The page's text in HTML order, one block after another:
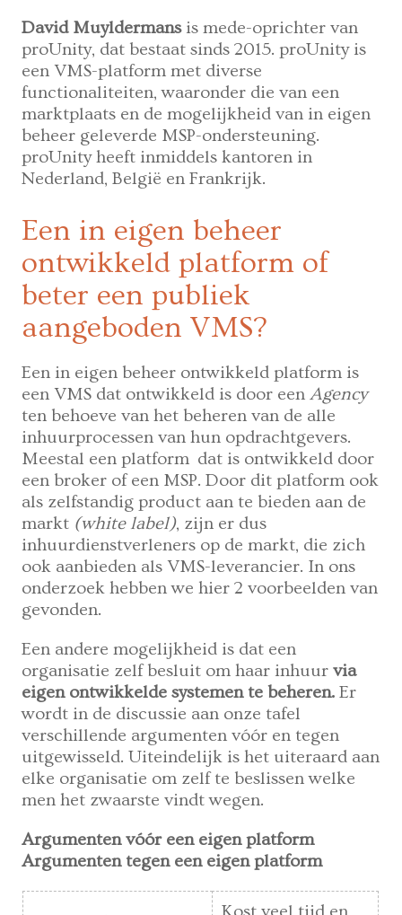
David Muyldermansis mede-oprichter van
proUnity, dat bestaat sinds 2015. proUnity is
een VMS-platform met diverse
functionaliteiten, waaronder die van een
marktplaats en de mogelijkheid van in eigen
beheer geleverde MSP-ondersteuning.
proUnity heeft inmiddels kantoren in
Nederland, België en Frankrijk.
Een in eigen beheer
ontwikkeld platform of
beter een publiek
aangeboden VMS?
Een in eigen beheer ontwikkeld platform is
een VMS dat ontwikkeld is door eenAgency
ten behoeve van het beheren van de alle
inhuurprocessen van hun opdrachtgevers.
Meestal een platform dat is ontwikkeld door
een broker of een MSP. Door dit platform ook
als zelfstandig product aan te bieden aan de
markt (white label), zijn er dus
inhuurdienstverleners op de markt, die zich
ook aanbieden als VMS-leverancier. In ons
onderzoek hebben we hier 2 voorbeelden van
gevonden.
Een andere mogelijkheid is dat een
organisatie zelf besluit om haar inhuurvia
eigen ontwikkelde systemen te beheren.Er
wordt in de discussie aan onze tafel
verschillende argumenten vóór en tegen
uitgewisseld. Uiteindelijk is het uiteraard aan
elke organisatie om zelf te beslissen welke
men het zwaarste vindt wegen.
Argumenten vóór een eigen platform
Argumenten tegen een eigen platform